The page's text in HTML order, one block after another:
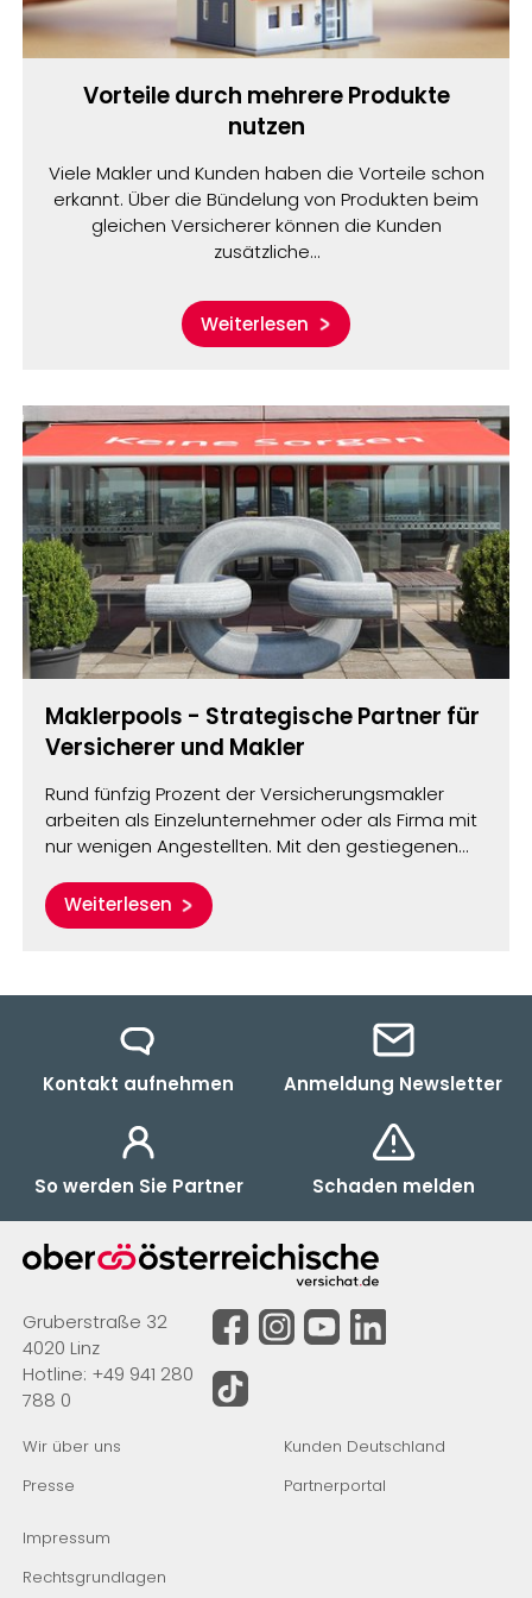
Vorteile durch mehrere Produkte
nutzen
Viele Makler und Kunden haben die Vorteile schon
erkannt. Über die Bündelung von Produkten beim
gleichen Versicherer können die Kunden
zusätzliche…
Weiterlesen
Maklerpools - Strategische Partner für
Versicherer und Makler
Rund fünfzig Prozent der Versicherungsmakler
arbeiten als Einzelunternehmer oder als Firma mit
nur wenigen Angestellten. Mit den gestiegenen…
Weiterlesen
Kontakt aufnehmen Anmeldung Newsletter
So werden Sie Partner Schaden melden
Gruberstraße 32
4020 Linz
Hotline: +49 941 280
788 0
Wir über uns
Presse
Kunden Deutschland
Partnerportal
Impressum
Rechtsgrundlagen